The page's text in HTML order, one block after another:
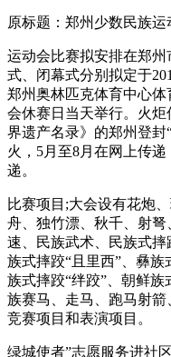
原标题：郑州少数民族运
运动会比赛拟安排在郑
式、闭幕式分别拟定于
郑州奥林匹克体育中心
会休赛日当天举行。火炬
界遗产名录》的郑州登封
火，5月至8月在网上传
递。
比赛项目;大会设有花炮
舟、独竹漂、秋千、射
速、民族武术、民族式
族式摔跤“且里西”、彝族
族式摔跤“绊跤”、朝鲜
族赛马、走马、跑马射
竞赛项目和表演项目。
绿城使者”志愿服务进社